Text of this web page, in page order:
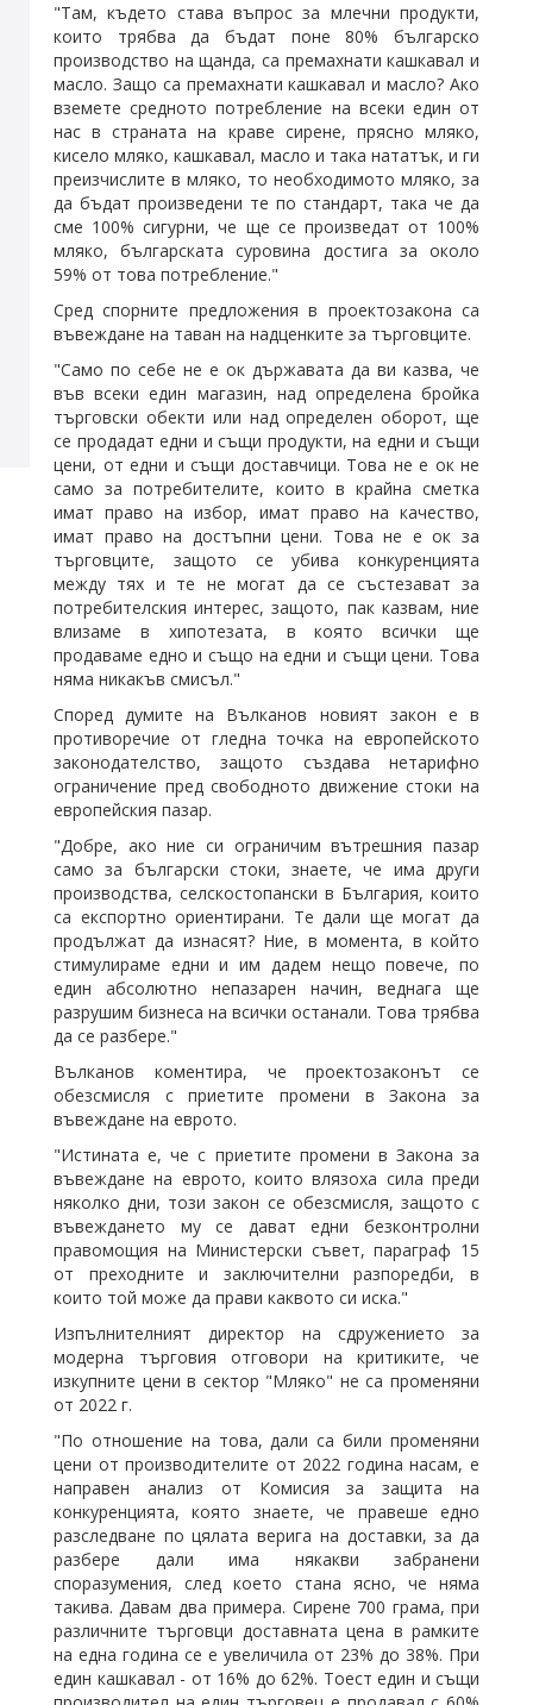
"Там, където става въпрос за млечни продукти,
които трябва да бъдат поне 80% българско
производство на щанда, са премахнати кашкавал и
масло. Защо са премахнати кашкавал и масло? Ако
вземете средното потребление на всеки един от
нас в страната на краве сирене, прясно мляко,
кисело мляко, кашкавал, масло и така нататък, и ги
преизчислите в мляко, то необходимото мляко, за
да бъдат произведени те по стандарт, така че да
сме 100% сигурни, че ще се произведат от 100%
мляко, българската суровина достига за около
59% от това потребление."
Сред спорните предложения в проектозакона са
въвеждане на таван на надценките за търговците.
"Само по себе не е ок държавата да ви казва, че
във всеки един магазин, над определена бройка
търговски обекти или над определен оборот, ще
се продадат едни и същи продукти, на едни и същи
цени, от едни и същи доставчици. Това не е ок не
само за потребителите, които в крайна сметка
имат право на избор, имат право на качество,
имат право на достъпни цени. Това не е ок за
търговците, защото се убива конкуренцията
между тях и те не могат да се състезават за
потребителския интерес, защото, пак казвам, ние
влизаме в хипотезата, в която всички ще
продаваме едно и също на едни и същи цени. Това
няма никакъв смисъл."
Според думите на Вълканов новият закон е в
противоречие от гледна точка на европейското
законодателство, защото създава нетарифно
ограничение пред свободното движение стоки на
европейския пазар.
"Добре, ако ние си ограничим вътрешния пазар
само за български стоки, знаете, че има други
производства, селскостопански в България, които
са експортно ориентирани. Те дали ще могат да
продължат да изнасят? Ние, в момента, в който
стимулираме едни и им дадем нещо повече, по
един абсолютно непазарен начин, веднага ще
разрушим бизнеса на всички останали. Това трябва
да се разбере."
Вълканов коментира, че проектозаконът се
обезсмисля с приетите промени в Закона за
въвеждане на еврото.
"Истината е, че с приетите промени в Закона за
въвеждане на еврото, които влязоха сила преди
няколко дни, този закон се обезсмисля, защото с
въвеждането му се дават едни безконтролни
правомощия на Министерски съвет, параграф 15
от преходните и заключителни разпоредби, в
които той може да прави каквото си иска."
Изпълнителният директор на сдружението за
модерна търговия отговори на критиките, че
изкупните цени в сектор "Мляко" не са променяни
от 2022 г.
"По отношение на това, дали са били променяни
цени от производителите от 2022 година насам, е
направен анализ от Комисия за защита на
конкуренцията, която знаете, че правеше едно
разследване по цялата верига на доставки, за да
разбере дали има някакви забранени
споразумения, след което стана ясно, че няма
такива. Давам два примера. Сирене 700 грама, при
различните търговци доставната цена в рамките
на една година се е увеличила от 23% до 38%. При
един кашкавал - от 16% до 62%. Тоест един и същи